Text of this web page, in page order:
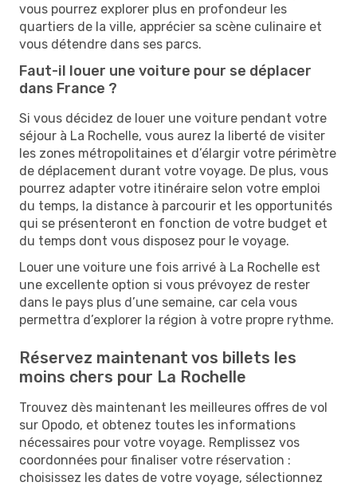
vous pourrez explorer plus en profondeur les
quartiers de la ville, apprécier sa scène culinaire et
vous détendre dans ses parcs.
Faut-il louer une voiture pour se déplacer
dans France ?
Si vous décidez de louer une voiture pendant votre
séjour à La Rochelle, vous aurez la liberté de visiter
les zones métropolitaines et d’élargir votre périmètre
de déplacement durant votre voyage. De plus, vous
pourrez adapter votre itinéraire selon votre emploi
du temps, la distance à parcourir et les opportunités
qui se présenteront en fonction de votre budget et
du temps dont vous disposez pour le voyage.
Louer une voiture une fois arrivé à La Rochelle est
une excellente option si vous prévoyez de rester
dans le pays plus d’une semaine, car cela vous
permettra d’explorer la région à votre propre rythme.
Réservez maintenant vos billets les
moins chers pour La Rochelle
Trouvez dès maintenant les meilleures offres de vol
sur Opodo, et obtenez toutes les informations
nécessaires pour votre voyage. Remplissez vos
coordonnées pour finaliser votre réservation :
choisissez les dates de votre voyage, sélectionnez